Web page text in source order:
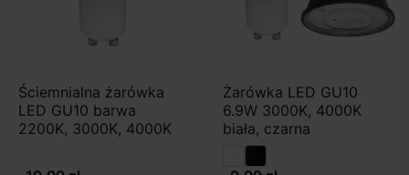
Ściemnialna żarówka
LED GU10 barwa
2200K, 3000K, 4000K
Żarówka LED GU10
6.9W 3000K, 4000K
biała, czarna